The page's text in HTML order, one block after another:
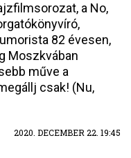
a No,
82 évesen,
Moszkvában
műve a
csak! (Nu,
2020. DECEMBER 22. 19:45